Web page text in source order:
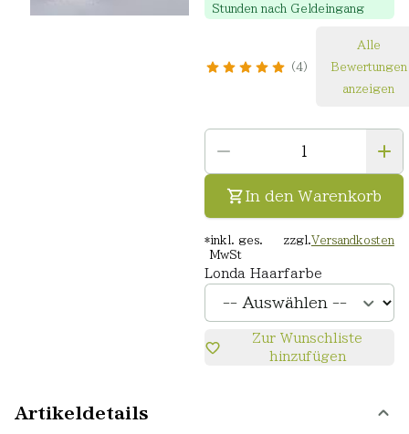
Stunden nach Geldeingang
4
Alle
Bewertungen
anzeigen
In den Warenkorb
*inkl. ges.
MwSt
zzgl. Versandkosten
Londa Haarfarbe
Zur Wunschliste
hinzufügen
Artikeldetails